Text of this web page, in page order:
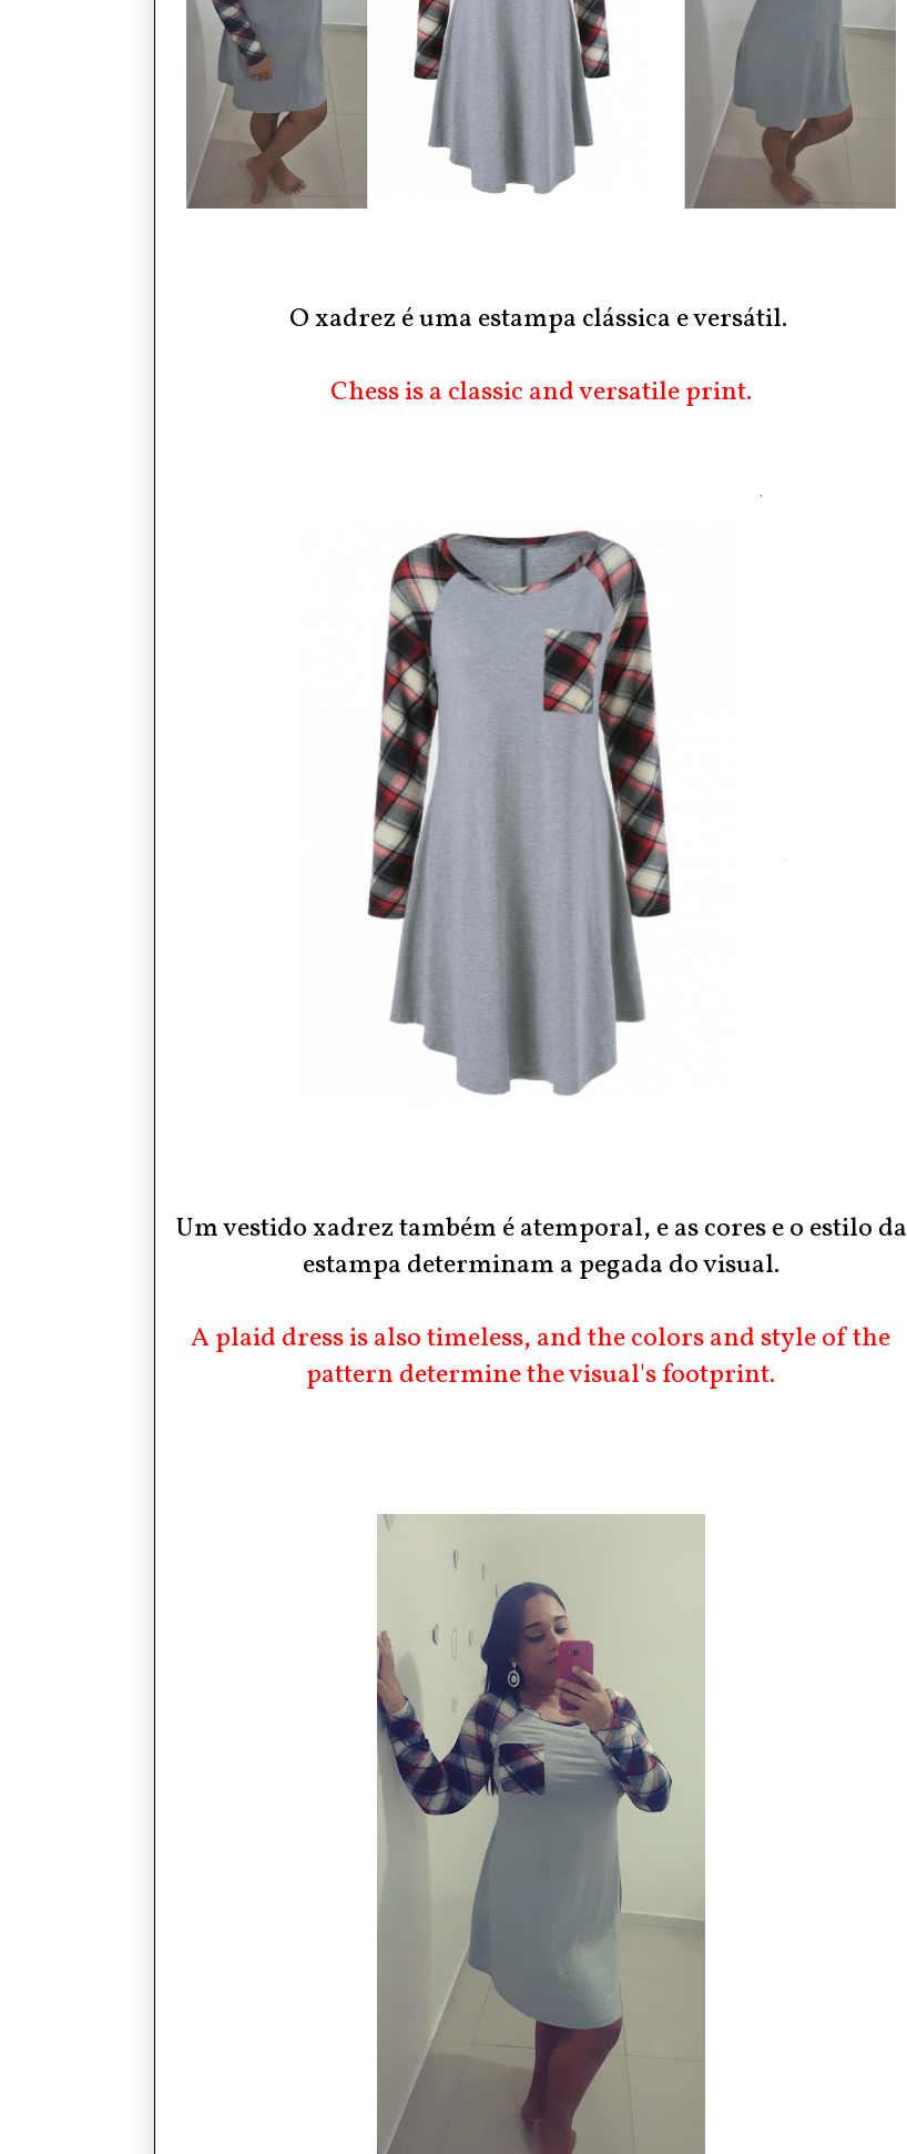
O xadrez é uma estampa clássica eversátil.
Chess is a classic and versatile print.
Um vestido xadrez também é atemporal, e as cores e o estilo da
estampa determinam a pegada do visual.
A plaid dress is also timeless, and the colors and style of the
pattern determine the visual's footprint.